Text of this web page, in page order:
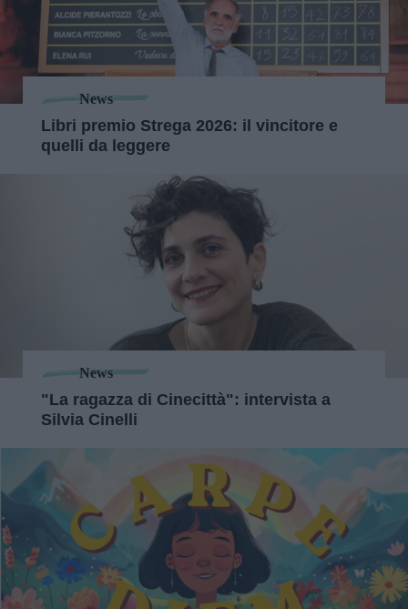
News
Libri premio Strega 2026: il vincitore e
quelli da leggere
News
"La ragazza di Cinecittà": intervista a
Silvia Cinelli